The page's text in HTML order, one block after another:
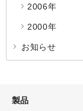
2006年
2000年
お知らせ
製品